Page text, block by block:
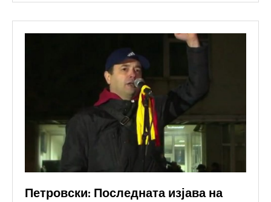
Петровски: Последната изјава на